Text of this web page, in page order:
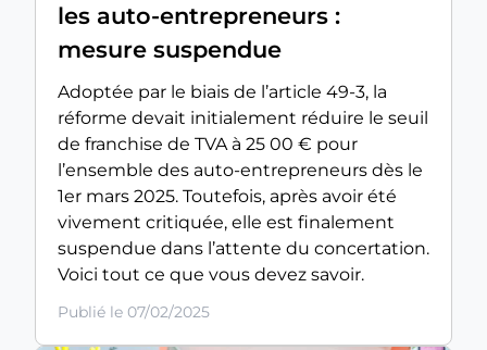
les auto-entrepreneurs :
mesure suspendue
Adoptée par le biais de l’article 49-3, la
réforme devait initialement réduire le seuil
de franchise de TVA à 25 00 € pour
l’ensemble des auto-entrepreneurs dès le
1er mars 2025. Toutefois, après avoir été
vivement critiquée, elle est finalement
suspendue dans l’attente du concertation.
Voici tout ce que vous devez savoir.
Publié le 07/02/2025